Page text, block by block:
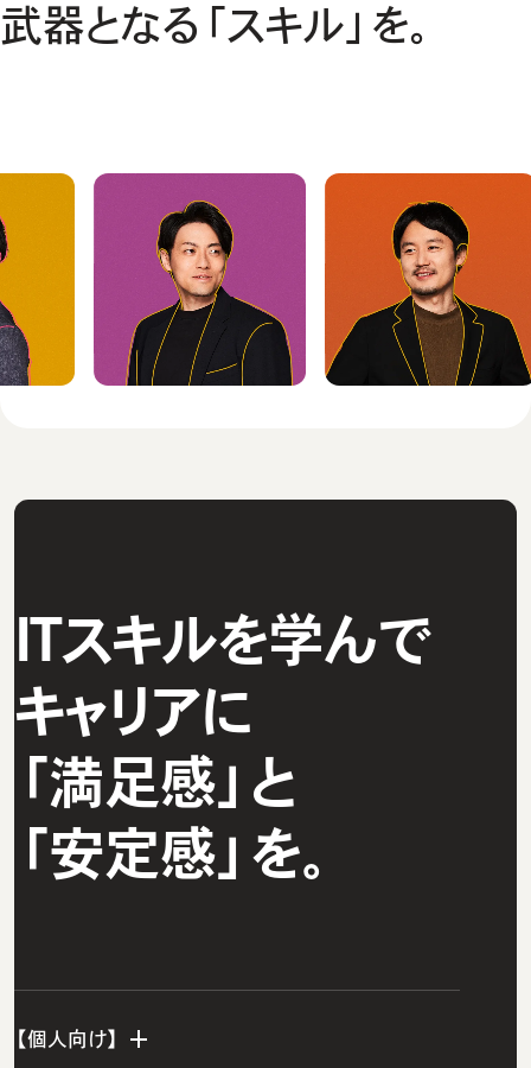
武器となる「スキル」を。
ITスキルを学んで
キャリアに
「満足感」と
「安定感」を。
【個人向け】